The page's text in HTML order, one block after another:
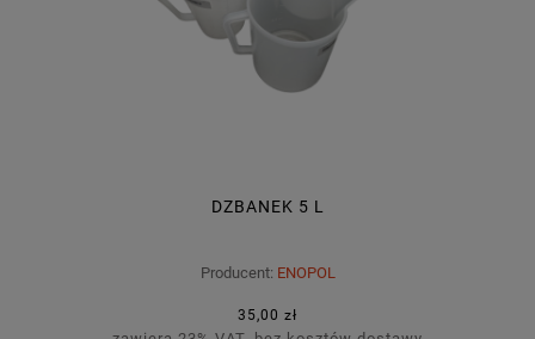
DZBANEK 5 L
Producent: ENOPOL
35,00 zł